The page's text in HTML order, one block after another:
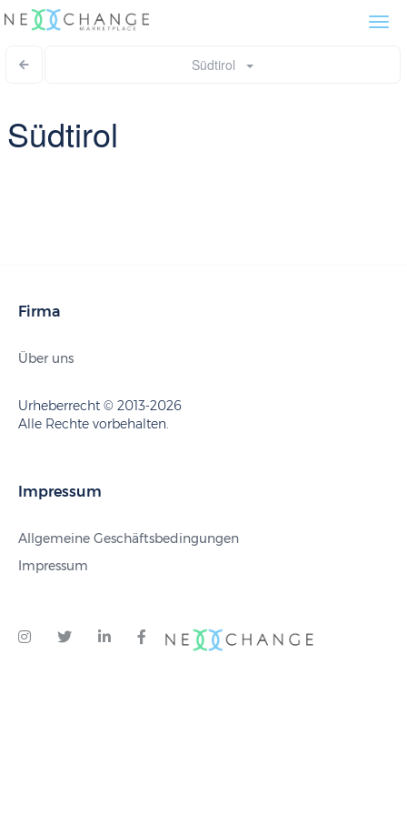
Südtirol
Südtirol
Firma
Über uns
Urheberrecht © 2013-2026
Alle Rechte vorbehalten.
Impressum
Allgemeine Geschäftsbedingungen
Impressum